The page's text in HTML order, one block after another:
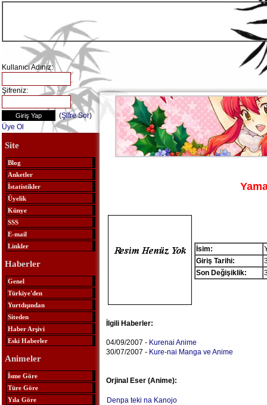
Kullanıcı Adınız:
Şifreniz:
(Şifre Sor)
Üye Ol
Site
Blog
Anketler
İstatistikler
Üyelik
Künye
SSS
E-mail
Linkler
Haberler
Genel
Türkiye'den
Yurtdışından
Siteden
Haber Arşivi
Eski Haberler
Animeler
İsme Göre
Türe Göre
Yıla Göre
İsim:
Giriş Tarihi:
Son Değişiklik:
İlgili Haberler:
04/09/2007 - Kurenai Anime
30/07/2007 - Kure-nai Manga ve Anime
Orjinal Eser (Anime):
Denpa teki na Kanojo